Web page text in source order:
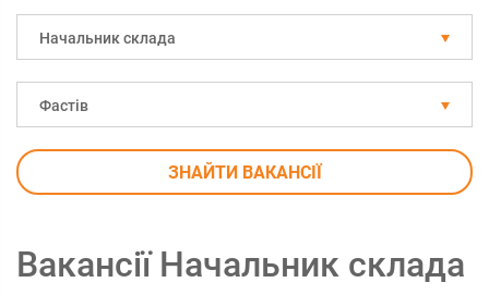
Начальник склада
Фастів
ЗНАЙТИ ВАКАНСІЇ
Вакансії Начальник склада